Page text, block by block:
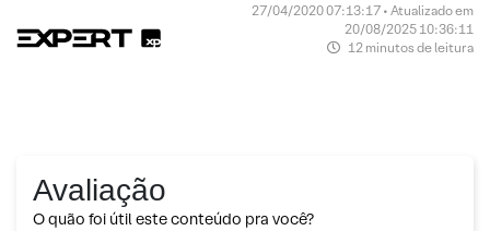
27/04/2020 07:13:17 • Atualizado em
20/08/2025 10:36:11
12 minutos de leitura
Avaliação
O quão foi útil este conteúdo pra você?